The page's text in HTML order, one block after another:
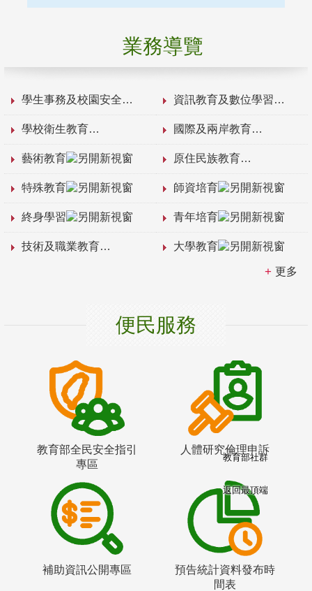
業務導覽
學生事務及校園安全 資訊教育及數位學習
學校衛生教育 國際及兩岸教育
藝術教育 原住民族教育
特殊教育 師資培育
終身學習 青年培育
技術及職業教育 大學教育
更多
便民服務
教育部全民安全指引
專區
人體研究倫理申訴
補助資訊公開專區
預告統計資料發布時
間表
教育部社群
返回最頂端